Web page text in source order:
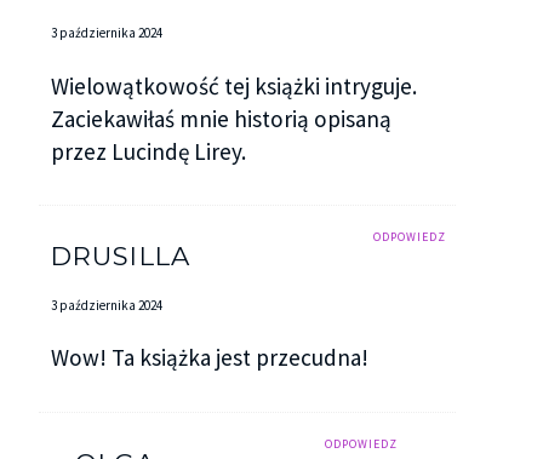
3 października 2024
Wielowątkowość tej książki intryguje.
Zaciekawiłaś mnie historią opisaną
przez Lucindę Lirey.
ODPOWIEDZ
DRUSILLA
3 października 2024
Wow! Ta książka jest przecudna!
ODPOWIEDZ